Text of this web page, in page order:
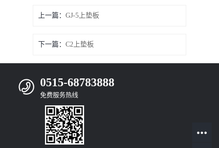
上一篇：GJ-5上垫板
下一篇：C2上垫板
0515-68783888
免费服务热线